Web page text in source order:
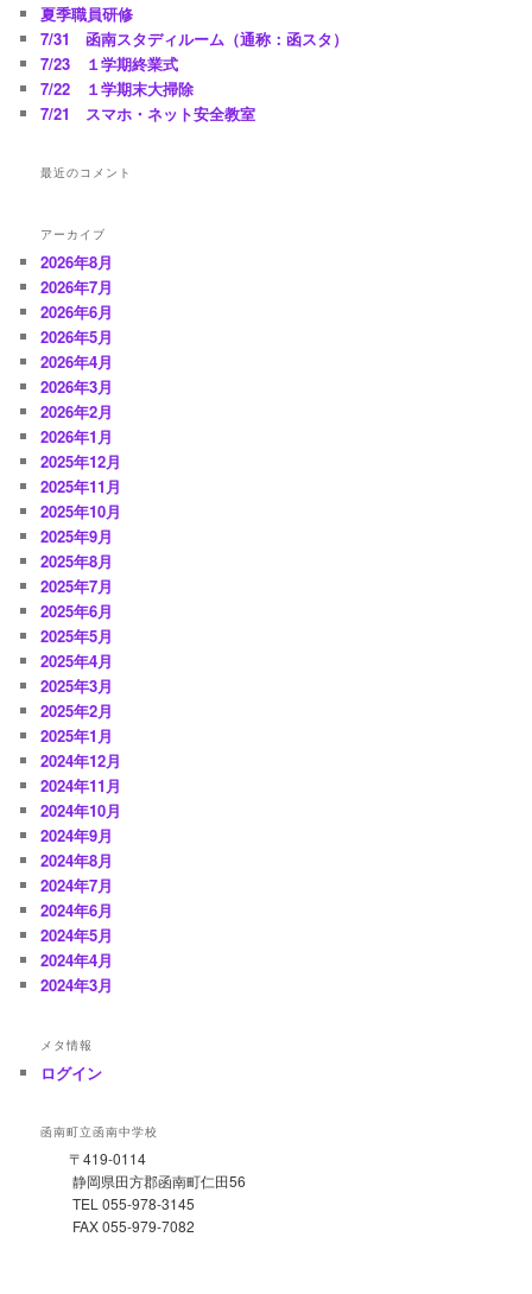
夏季職員研修
7/31 函南スタディルーム（通称：函スタ）
7/23 １学期終業式
7/22 １学期末大掃除
7/21 スマホ・ネット安全教室
最近のコメント
アーカイブ
2026年8月
2026年7月
2026年6月
2026年5月
2026年4月
2026年3月
2026年2月
2026年1月
2025年12月
2025年11月
2025年10月
2025年9月
2025年8月
2025年7月
2025年6月
2025年5月
2025年4月
2025年3月
2025年2月
2025年1月
2024年12月
2024年11月
2024年10月
2024年9月
2024年8月
2024年7月
2024年6月
2024年5月
2024年4月
2024年3月
メタ情報
ログイン
函南町立函南中学校
〒419-0114
静岡県田方郡函南町仁田56
TEL 055-978-3145
FAX 055-979-7082